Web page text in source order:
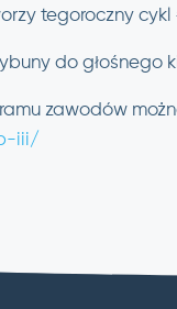
tegoroczny
do głośnego
zawodów
iii/